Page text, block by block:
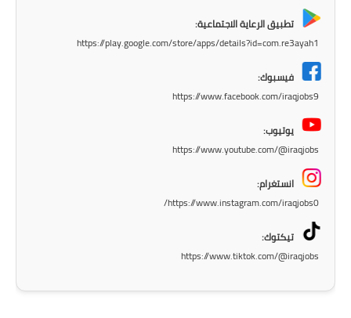
المرحلة الاعدادية
المرحلة المتوسطة
تطبيق الرعاية الاجتماعية:
https://play.google.com/store/apps/details?id=com.re3ayah1
فيسبوك:
https://www.facebook.com/iraqjobs9
يوتيوب:
https://www.youtube.com/@iraqjobs
انستغرام:
https://www.instagram.com/iraqjobs0/
تيكتوك:
https://www.tiktok.com/@iraqjobs